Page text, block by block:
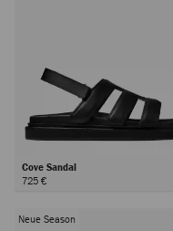
Cove Sandal
725 €
Neue Season